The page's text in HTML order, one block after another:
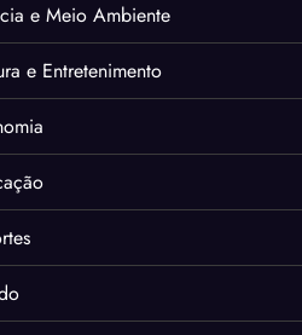
e Meio Ambiente
e Entretenimento